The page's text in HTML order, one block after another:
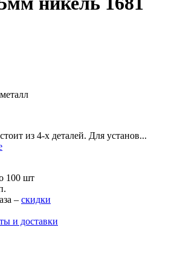
из 4-х деталей. Для установ...
100 шт
– скидки
и доставки